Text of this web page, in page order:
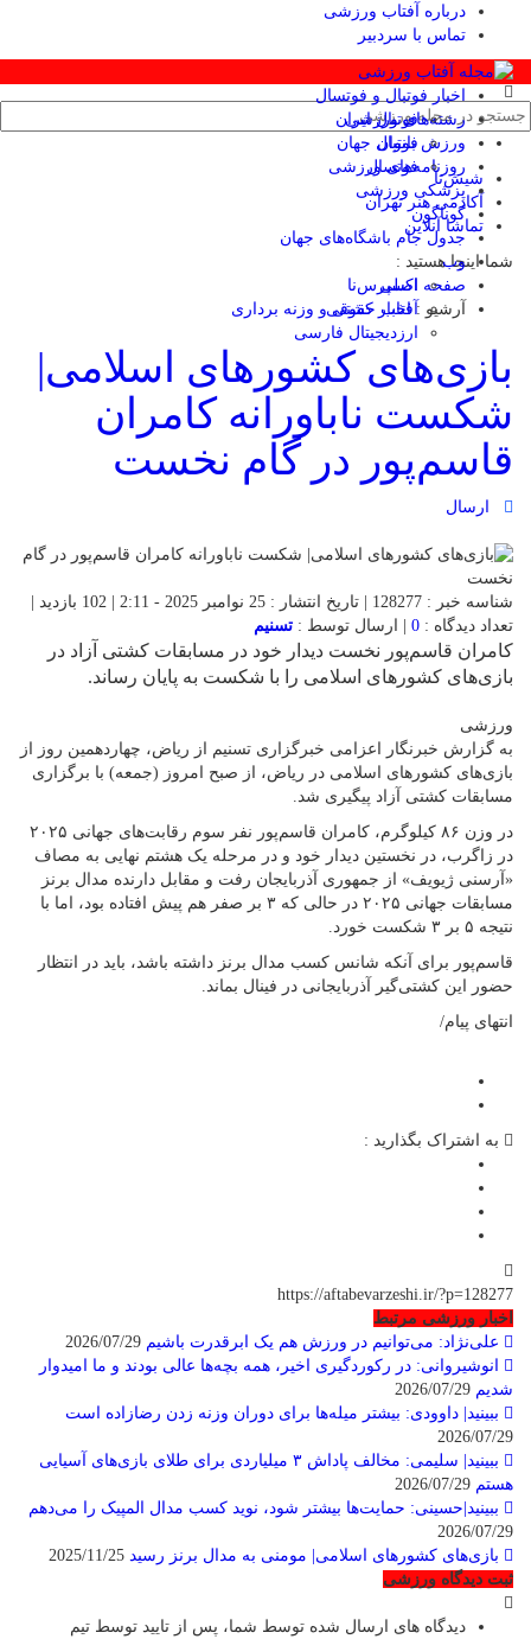
درباره آفتاب ورزشی
تماس با سردبیر
اخبار فوتبال و فوتسال
فوتبال ایران
فوتبال جهان
فوتسال
رشته‌های ورزشی
ورزش بانوان
روزنامه‌های ورزشی
پزشکی ورزشی
گوناگون
جدول جام باشگاه‌های جهان
وب
اکسپرس‌نا
آفتاب حقوقی
ارزدیجیتال فارسی
شیش‌تا
آکادمی هنر تهران
تماشا آنلاین
شما اینجا هستید :
صفحه اصلی
آرشیو :اخبار کشتی و وزنه برداری
بازی‌های کشورهای اسلامی|
شکست ناباورانه کامران
قاسم‌پور در گام نخست
ارسال
شناسه خبر : 128277 | تاریخ انتشار : 25 نوامبر 2025 - 2:11 | 102 بازدید |
تعداد دیدگاه : 0 | ارسال توسط : تسنیم
کامران قاسم‌پور نخست دیدار خود در مسابقات کشتی آزاد در
بازی‌های کشورهای اسلامی را با شکست به پایان رساند.
ورزشی
به گزارش خبرنگار اعزامی خبرگزاری تسنیم از ریاض، چهاردهمین روز از
بازی‌های کشورهای اسلامی در ریاض، از صبح امروز (جمعه) با برگزاری
مسابقات کشتی آزاد پیگیری شد.
در وزن ۸۶ کیلوگرم، کامران قاسم‌پور نفر سوم رقابت‌های جهانی ۲۰۲۵
در زاگرب، در نخستین دیدار خود و در مرحله یک هشتم نهایی به مصاف
«آرسنی ژیویف» از جمهوری آذربایجان رفت و مقابل دارنده مدال برنز
مسابقات جهانی ۲۰۲۵ در حالی که ۳ بر صفر هم پیش افتاده بود، اما با
نتیجه ۵ بر ۳ شکست خورد.
قاسم‌پور برای آنکه شانس کسب مدال برنز داشته باشد، باید در انتظار
حضور این کشتی‌گیر آذربایجانی در فینال بماند.
انتهای پیام/
به اشتراک بگذارید :
https://aftabevarzeshi.ir/?p=128277
اخبار ورزشی مرتبط
علی‌نژاد: می‌توانیم در ورزش هم یک ابرقدرت باشیم
انوشیروانی: در رکوردگیری اخیر، همه بچه‌ها عالی بودند و ما امیدوار
شدیم
ببینید| داوودی: بیشتر میله‌ها برای دوران وزنه زدن رضازاده است
2026/07/29
ببینید| سلیمی: مخالف پاداش ۳ میلیاردی برای طلای بازی‌های آسیایی
هستم
ببینید|حسینی: حمایت‌ها بیشتر شود، نوید کسب مدال المپیک را می‌دهم
2026/07/29
بازی‌های کشورهای اسلامی| مومنی به مدال برنز رسید
ثبت دیدگاه ورزشی
دیدگاه های ارسال شده توسط شما، پس از تایید توسط تیم